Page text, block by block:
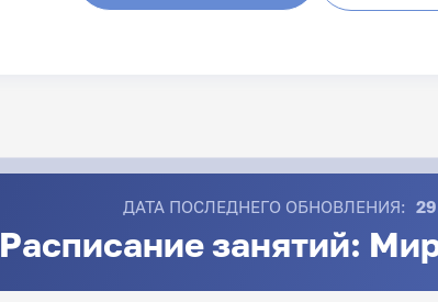
ДАТА ПОСЛЕДНЕГО ОБНОВЛЕНИЯ:
Расписание занятий: